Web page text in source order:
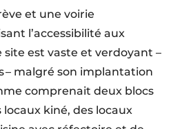
et une voirie
l’accessibilité aux
est vaste et verdoyant –
– malgré son implantation
comprenait deux blocs
locaux kiné, des locaux